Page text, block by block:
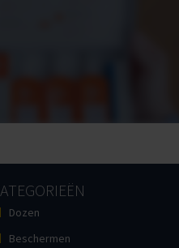
Dozen
Beschermen